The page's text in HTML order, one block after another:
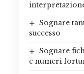
Sognare
successo
Sognare
e numeri